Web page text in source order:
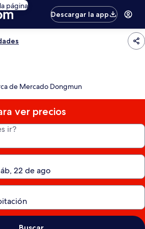
página
Descargar la app
de Mercado Dongmun
ver precios
ir?